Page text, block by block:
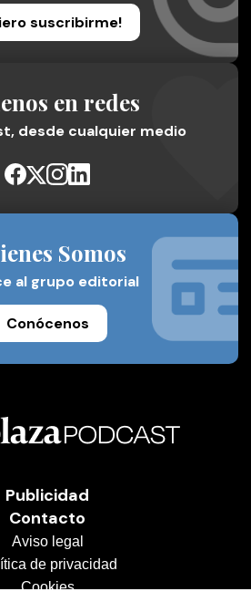
suscribirme!
en redes
desde cualquier medio
Somos
al grupo editorial
Conócenos
Publicidad
Contacto
Aviso legal
de privacidad
Cookies